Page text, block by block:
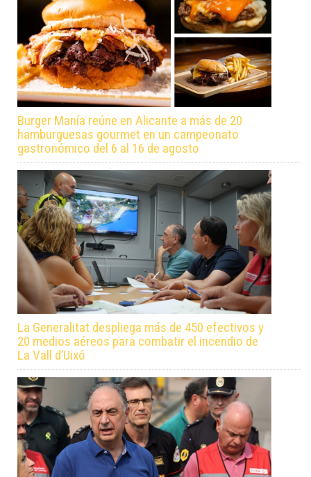
Burger Manía reúne en Alicante a más de 20
hamburguesas gourmet en un campeonato
gastronómico del 6 al 16 de agosto
La Generalitat despliega más de 450 efectivos y
20 medios aéreos para combatir el incendio de
La Vall d’Uixó